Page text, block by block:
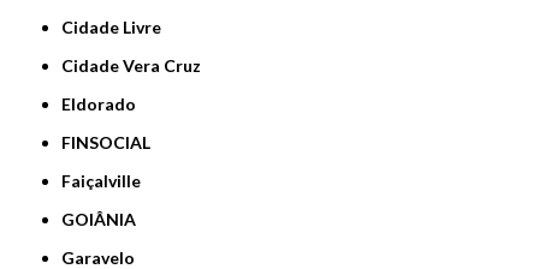
Cidade Livre
Cidade Vera Cruz
Eldorado
FINSOCIAL
Faiçalville
GOIÂNIA
Garavelo